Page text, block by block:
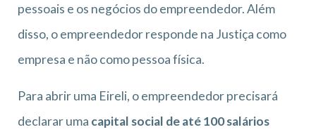
pessoais e os negócios do empreendedor. Além
disso, o empreendedor responde na Justiça como
empresa e não como pessoa física.
Para abrir uma Eireli, o empreendedor precisará
declarar uma capital social de até 100 salários